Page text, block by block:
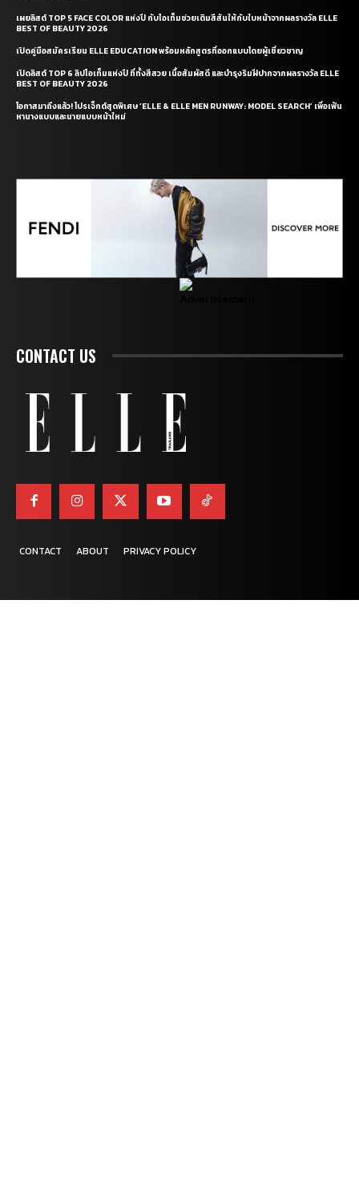
เผยลิสต์ TOP 5 FACE COLOR แห่งปี กับไอเท็มช่วยเติมสีสันให้กับใบหน้าจากผลรางวัล ELLE
BEST OF BEAUTY 2026
เปิดคู่มือสมัครเรียน ELLE EDUCATION พร้อมหลักสูตรที่ออกแบบโดยผู้เชี่ยวชาญ
เปิดลิสต์ TOP 6 ลิปไอเท็มแห่งปี ที่ทั้งสีสวย เนื้อสัมผัสดี และบำรุงริมฝีปากจากผลรางวัล ELLE
BEST OF BEAUTY 2026
โอกาสมาถึงแล้ว! โปรเจ็กต์สุดพิเศษ ‘ELLE & ELLE MEN RUNWAY: MODEL SEARCH’ เพื่อเฟ้น
หานางแบบและนายแบบหน้าใหม่
CONTACT US
CONTACT ABOUT PRIVACY POLICY